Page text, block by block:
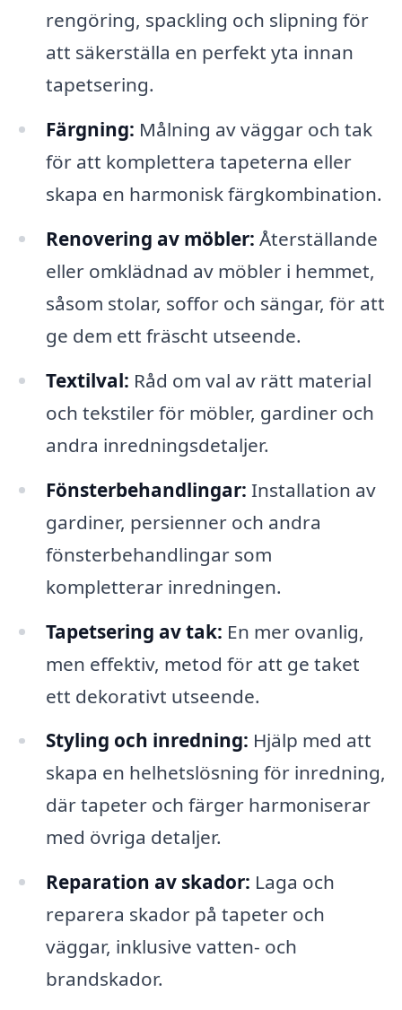
rengöring, spackling och slipning för
att säkerställa en perfekt yta innan
tapetsering.
Färgning: Målning av väggar och tak
för att komplettera tapeterna eller
skapa en harmonisk färgkombination.
Renovering av möbler: Återställande
eller omklädnad av möbler i hemmet,
såsom stolar, soffor och sängar, för att
ge dem ett fräscht utseende.
Textilval: Råd om val av rätt material
och tekstiler för möbler, gardiner och
andra inredningsdetaljer.
Fönsterbehandlingar: Installation av
gardiner, persienner och andra
fönsterbehandlingar som
kompletterar inredningen.
Tapetsering av tak: En mer ovanlig,
men effektiv, metod för att ge taket
ett dekorativt utseende.
Styling och inredning: Hjälp med att
skapa en helhetslösning för inredning,
där tapeter och färger harmoniserar
med övriga detaljer.
Reparation av skador: Laga och
reparera skador på tapeter och
väggar, inklusive vatten- och
brandskador.